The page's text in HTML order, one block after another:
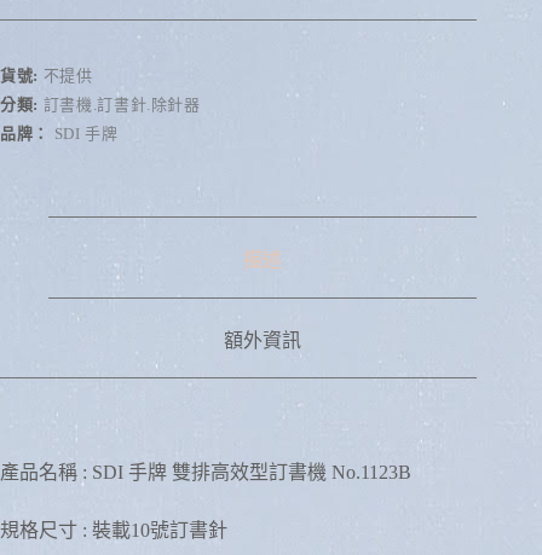
r
n
a
t
貨號: 不提供
分類: 訂書機.訂書針.除針器
品牌： SDI 手牌
描述
額外資訊
產品名稱 : SDI 手牌 雙排高效型訂書機 No.1123B
規格尺寸 : 裝載10號訂書針